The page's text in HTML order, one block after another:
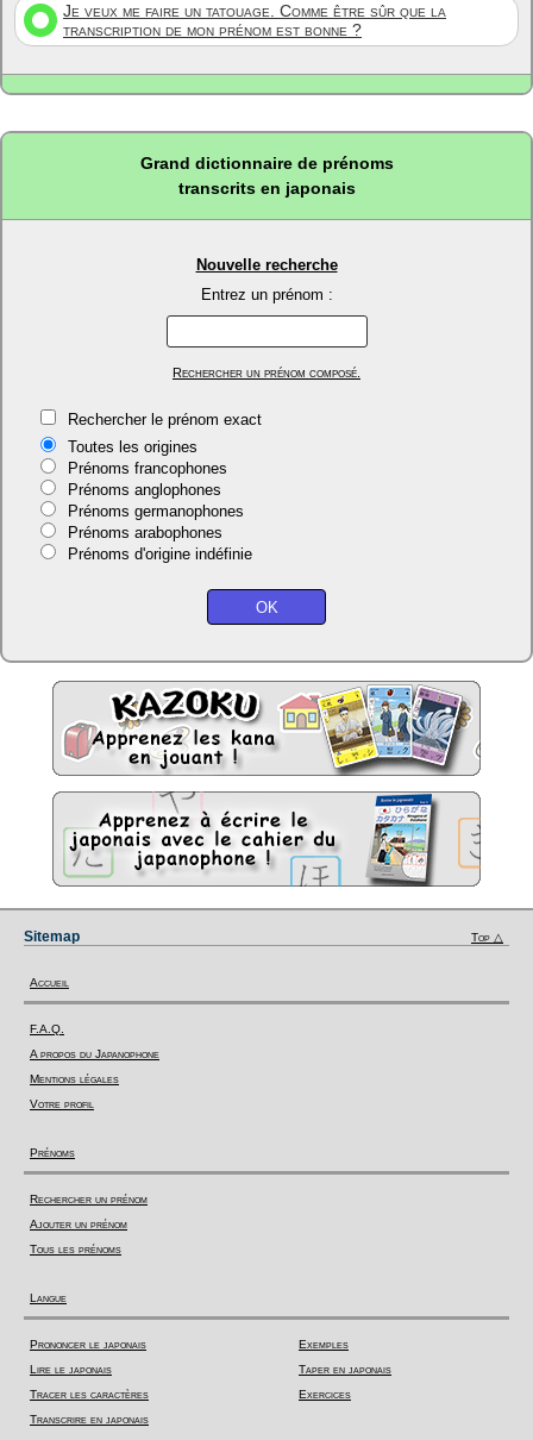
Je veux me faire un tatouage. Comme être sûr que la
transcription de mon prénom est bonne ?
Grand dictionnaire de prénoms
transcrits en japonais
Nouvelle recherche
Entrez un prénom :
Rechercher un prénom composé.
Rechercher le prénom exact
Toutes les origines
Prénoms francophones
Prénoms anglophones
Prénoms germanophones
Prénoms arabophones
Prénoms d'origine indéfinie
Sitemap Top △
Accueil
F.A.Q.
A propos du Japanophone
Mentions légales
Votre profil
Prénoms
Rechercher un prénom
Ajouter un prénom
Tous les prénoms
Langue
Prononcer le japonais
Lire le japonais
Tracer les caractères
Transcrire en japonais
Exemples
Taper en japonais
Exercices